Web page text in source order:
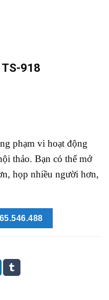
918
phạm vi hoạt động
thảo. Bạn có thể mở
họp nhiều người hơn,